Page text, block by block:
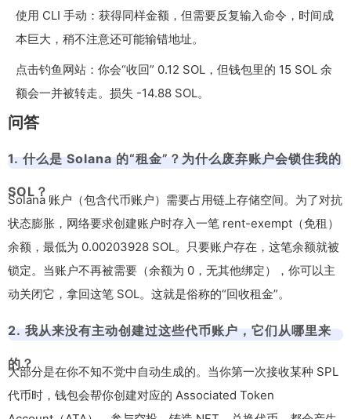
使用 CLI 手动：获得同样金额，但需要反复输入命令，时间成
本巨大，稍不注意还可能输错地址。
点击钓鱼网站：你会“收回” 0.12 SOL，但钱包里的 15 SOL 余
额会一并被转走。损失 -14.88 SOL。
问答
1. 什么是 Solana 的“租金”？为什么废弃账户会锁住我的
SOL？
Solana 账户（包含代币账户）需要占用链上存储空间。为了对抗
状态膨胀，网络要求创建账户时存入一笔 rent-exempt（免租）
余额，最低为 0.00203928 SOL。只要账户存在，这笔余额就被
锁定。当账户不再被需要（余额为 0，无其他绑定），你可以主
动关闭它，拿回这笔 SOL。这就是俗称的“回收租金”。
2. 我从来没有主动创建过这些代币账户，它们从哪里来
的？
大部分是在你不知不觉中自动生成的。当你第一次接收某种 SPL
代币时，钱包会帮你创建对应的 Associated Token